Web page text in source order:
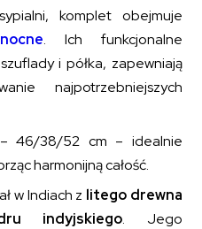
komplet obejmuje
. Ich funkcjonalne
i półka, zapewniają
najpotrzebniejszych
46/38/52 cm – idealnie
harmonijną całość.
w Indiach z litego drewna
indyjskiego. Jego